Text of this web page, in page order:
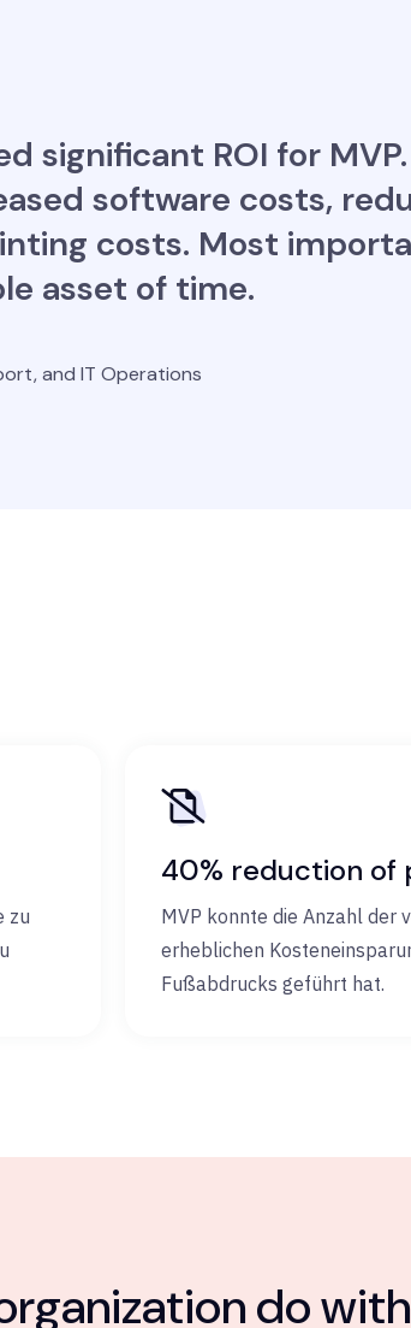
significant ROI for
software costs,
costs. Most
asset of time.
and IT Operations
zu
40% reduction of
MVP konnte die Anzahl der
erheblichen
Fußabdrucks geführt hat.
do